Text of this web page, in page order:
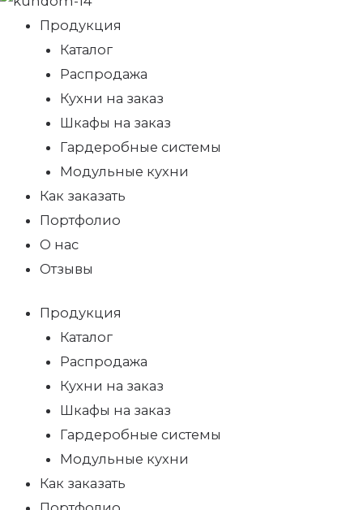
Продукция
Каталог
Распродажа
Кухни на заказ
Шкафы на заказ
Гардеробные системы
Модульные кухни
Как заказать
Портфолио
О нас
Отзывы
Продукция
Каталог
Распродажа
Кухни на заказ
Шкафы на заказ
Гардеробные системы
Модульные кухни
Как заказать